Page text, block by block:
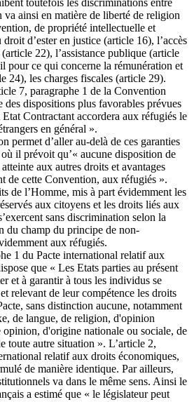
toutefois les discriminations entre
ainsi en matière de liberté de religion
de propriété intellectuelle et
d’ester en justice (article 16), l’accès
22), l’assistance publique (article
pour ce qui concerne la rémunération et
24), les charges fiscales (article 29).
7, paragraphe 1 de la Convention
des dispositions plus favorables prévues
Contractant accordera aux réfugiés le
en général ».
permet d’aller au-delà de ces garanties
il prévoit qu’« aucune disposition de
aux autres droits et avantages
de cette Convention, aux réfugiés ».
de l’Homme, mis à part évidemment les
aux citoyens et les droits liés aux
sans discrimination selon la
du champ du principe de non-
aux réfugiés.
1 du Pacte international relatif aux
que « Les Etats parties au présent
et à garantir à tous les individus se
relevant de leur compétence les droits
sans distinction aucune, notamment
de langue, de religion, d'opinion
d'origine nationale ou sociale, de
toute autre situation ». L’article 2,
relatif aux droits économiques,
de manière identique. Par ailleurs,
va dans le même sens. Ainsi le
a estimé que « le législateur peut